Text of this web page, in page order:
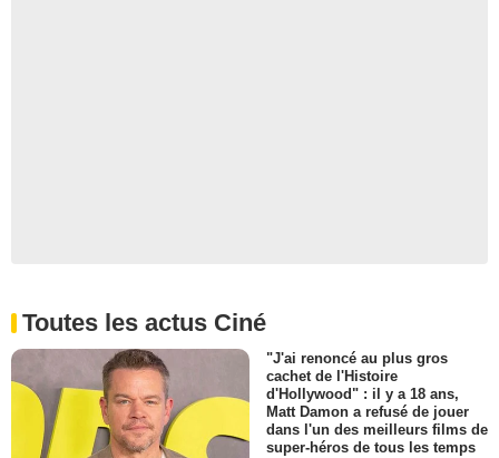
Toutes les actus Ciné
"J'ai renoncé au plus gros
cachet de l'Histoire
d'Hollywood" : il y a 18 ans,
Matt Damon a refusé de jouer
dans l'un des meilleurs films de
super-héros de tous les temps